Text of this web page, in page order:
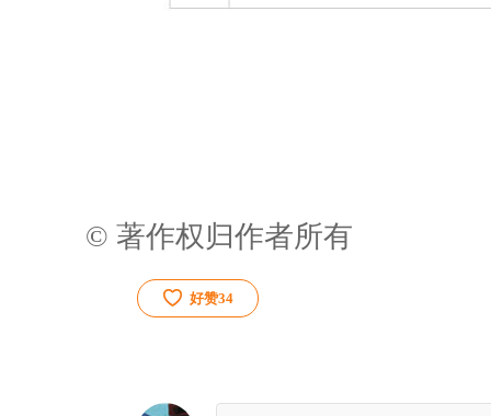
© 著作权归作者所有
好赞34